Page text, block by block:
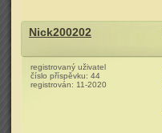
Nick200202
registrovaný uživatel
číslo příspěvku: 44
registrován: 11-2020